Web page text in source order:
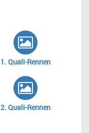
1. Quali-Rennen
2. Quali-Rennen